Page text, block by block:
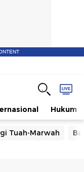
Hukum
Tuah-Marwah